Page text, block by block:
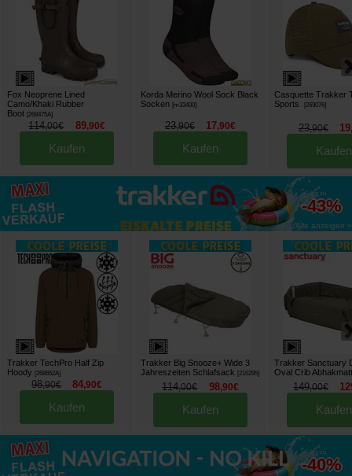
Fox Neoprene Lined
Camo/Khaki Rubber
Boot [268475A]
114,00€ 89,90€
Kaufen
Korda Merino Wool Sock Black
Socken [m33400]
23,90€ 17,90€
Kaufen
Casquette Trakker
Sports
[269076]
23,90€ 19
Kaufen
bis zu
-43%
Alle anzeigen »
Trakker TechPro Half Zip
Hoody
[268652A]
98,90€ 84,90€
Kaufen
Trakker Big Snooze+ Wide 3
Jahreszeiten Schlafsack
[216295]
114,00€ 98,90€
Kaufen
Trakker Sanctuary
Oval Crib
149,00€
Kaufen
bis zu
-40%